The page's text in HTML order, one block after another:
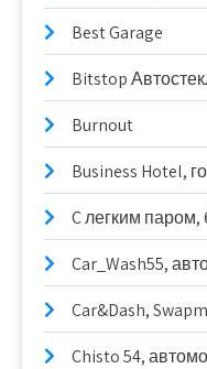
Best Garage
Bitstop
Burnout
Business Hotel,
C легким паром,
Car_Wash55,
Car&Dash,
Chisto 54,